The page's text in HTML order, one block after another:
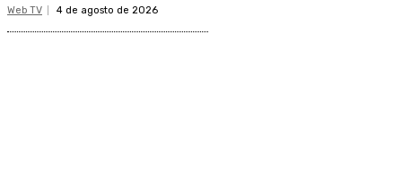
Web TV 4 de agosto de 2026